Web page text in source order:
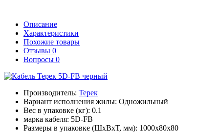
Описание
Характеристики
Похожие товары
Отзывы 0
Вопросы 0
Производитель: Терек
Вариант исполнения жилы: Одножильный
Вес в упаковке (кг): 0.1
марка кабеля: 5D-FB
Размеры в упаковке (ШxВxТ, мм): 1000x80x80